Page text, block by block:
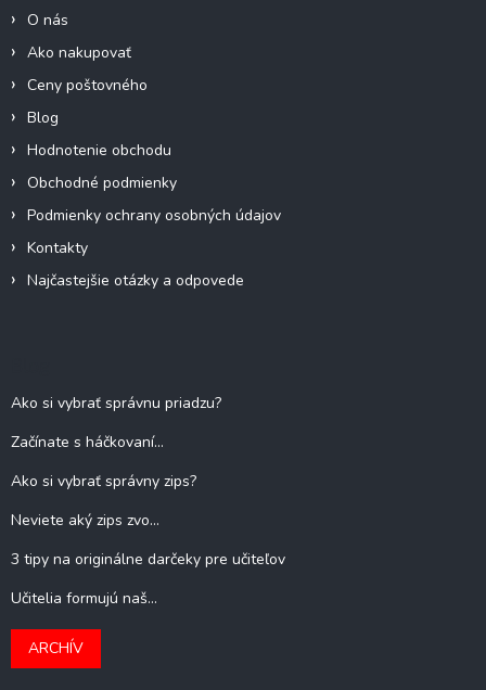
O nás
Ako nakupovať
Ceny poštovného
Blog
Hodnotenie obchodu
Obchodné podmienky
Podmienky ochrany osobných údajov
Kontakty
Najčastejšie otázky a odpovede
Ako si vybrať správnu priadzu?
Začínate s háčkovaní...
Ako si vybrať správny zips?
Neviete aký zips zvo...
3 tipy na originálne darčeky pre učiteľov
Učitelia formujú naš...
ARCHÍV